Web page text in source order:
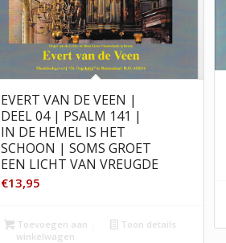
EVERT VAN DE VEEN |
DEEL 04 | PSALM 141 |
IN DE HEMEL IS HET
SCHOON | SOMS GROET
EEN LICHT VAN VREUGDE
€13,95
Toevoegen aan
winkelwagen
Toon details